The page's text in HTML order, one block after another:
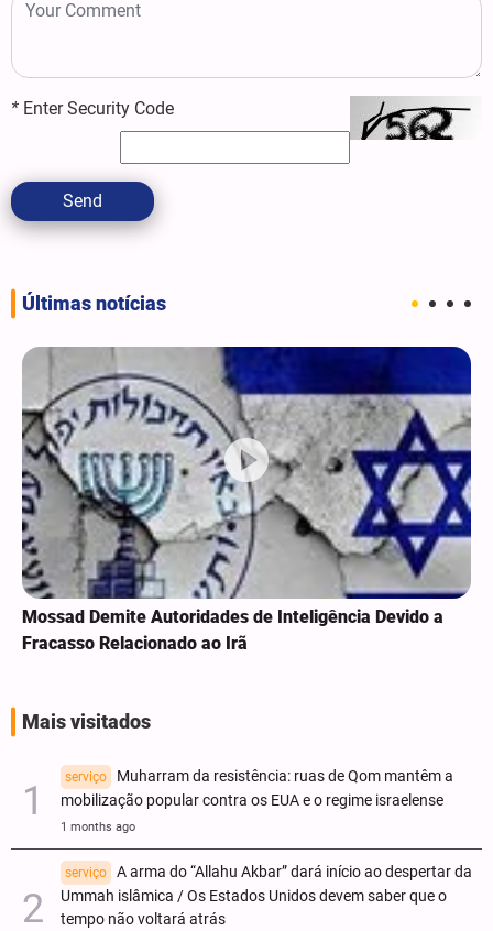
* Enter Security Code
Send
Últimas notícias
Mossad Demite Autoridades de Inteligência Devido a
Fracasso Relacionado ao Irã
Mais visitados
serviço
Muharram da resistência: ruas de Qom mantêm a
mobilização popular contra os EUA e o regime israelense
1 months ago
serviço
A arma do “Allahu Akbar” dará início ao despertar da
Ummah islâmica / Os Estados Unidos devem saber que o
tempo não voltará atrás